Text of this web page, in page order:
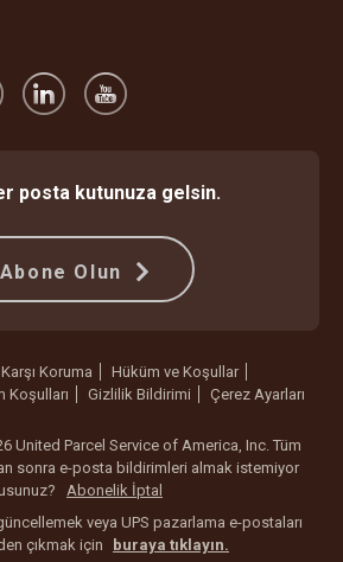
posta kutunuza gelsin.
Abone Olun
Karşı Koruma
Hüküm ve Koşullar
Koşulları
Gizlilik Bildirimi Çerez Ayarları
United Parcel Service of America, Inc. Tüm
sonra e-posta bildirimleri almak istemiyor
Abonelik İptal
veya UPS pazarlama e-postaları
çıkmak için
buraya tıklayın.